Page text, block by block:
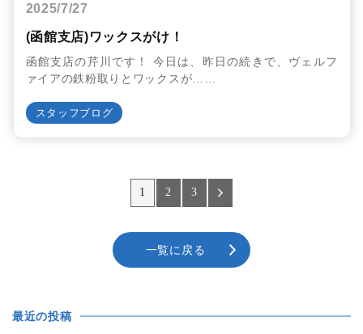
2025/7/27
(函館支店)ワックスがけ！
函館支店の芹川です！ 今日は、昨日の続きで、ヴェルフ
ァイアの鉄粉取りとワックスが……
スタッフブログ
1 2 3
一覧に戻る
最近の投稿